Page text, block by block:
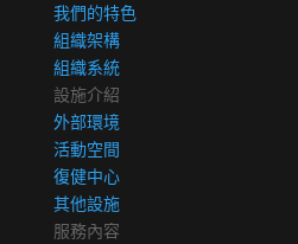
我們的特色
組織架構
組織系統
設施介紹
外部環境
活動空間
復健中心
其他設施
服務內容